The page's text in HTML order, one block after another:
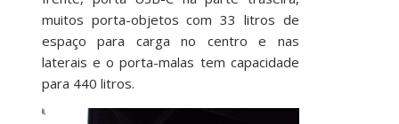
muitos porta-objetos com 33 litros de
espaço para carga no centro e nas
laterais e o porta-malas tem capacidade
para 440 litros.